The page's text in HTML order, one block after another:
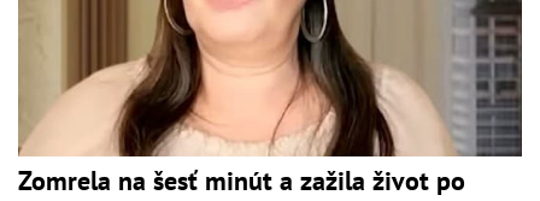
Zomrela na šesť minút a zažila život po